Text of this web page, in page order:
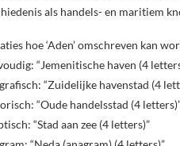
als handels- en maritiem
hoe ‘Aden’ omschreven kan
“Jemenitische haven (4
“Zuidelijke havenstad (4
“Oude handelsstad (4
“Stad aan zee (4 letters)”